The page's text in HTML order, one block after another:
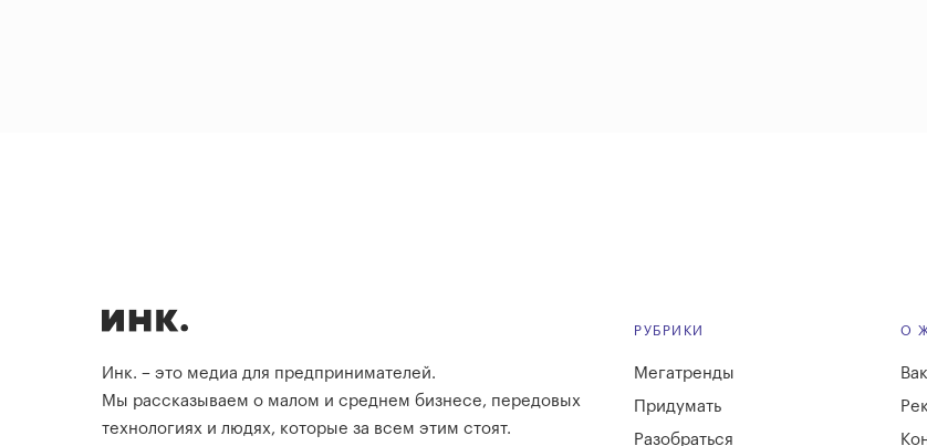
Инк. – это медиа для предпринимателей.
Мы рассказываем о малом и среднем бизнесе, передовых
технологиях и людях, которые за всем этим стоят.
РУБРИКИ
Мегатренды
Придумать
Разобраться
О